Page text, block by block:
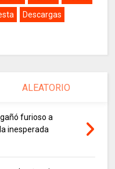
Descargas
ALEATORIO
furioso a
inesperada